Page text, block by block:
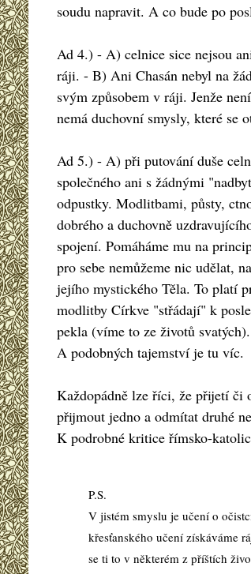
soudu napravit. A co bude po
Ad 4.) - A) celnice sice nejsou
ráji. - B) Ani Chasán nebyl na
svým způsobem v ráji. Jenže
nemá duchovní smysly, které
Ad 5.) - A) při putování duše
společného ani s žádnými
odpustky. Modlitbami, půsty,
dobrého a duchovně
spojení. Pomáháme mu na
pro sebe nemůžeme nic udělat,
jejího mystického Těla. To platí
modlitby Církve "střádají" k
pekla (víme to ze životů
A podobných tajemství je tu víc.
Každopádně lze říci, že přijetí či
přijmout jedno a odmítat druhé
K podrobné kritice římsko-
P.S.
V jistém smyslu je učení o
křesťanského učení získáváme
se ti to v některém z příštích